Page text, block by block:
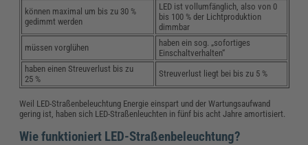
können maximal um bis zu 30 %
gedimmt werden
LED ist vollumfänglich, also von 0
bis 100 % der Lichtproduktion
dimmbar
müssen vorglühen
haben ein sog. „sofortiges
Einschaltverhalten“
haben einen Streuverlust bis zu
25 %
Streuverlust liegt bei bis zu 5 %
Weil LED-Straßenbeleuchtung Energie einspart und der Wartungsaufwand
gering ist, haben sich LED-Straßenleuchten in fünf bis acht Jahre amortisiert.
Wie funktioniert LED-Straßenbeleuchtung?